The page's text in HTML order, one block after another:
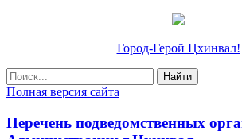
Город-Герой Цхинвал!
Найти
Полная версия сайта
Перечень подведомственных